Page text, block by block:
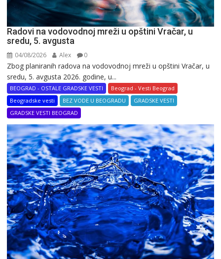
Radovi na vodovodnoj mreži u opštini Vračar, u
sredu, 5. avgusta
04/08/2026 Alex 0
Zbog planiranih radova na vodovodnoj mreži u opštini Vračar, u
sredu, 5. avgusta 2026. godine, u...
BEOGRAD - OSTALE GRADSKE VESTI
Beograd - Vesti Beograd
Beogradske vesti
BEZ VODE U BEOGRADU
GRADSKE VESTI
GRADSKE VESTI BEOGRAD